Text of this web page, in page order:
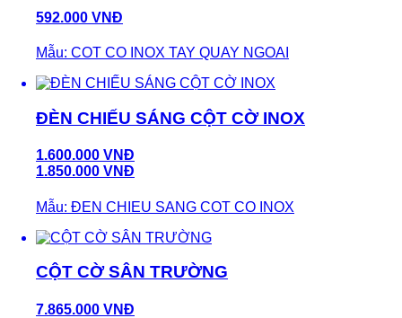
592.000 VNĐ
Mẫu: COT CO INOX TAY QUAY NGOAI
ĐÈN CHIẾU SÁNG CỘT CỜ INOX
1.600.000 VNĐ
1.850.000 VNĐ
Mẫu: ĐEN CHIEU SANG COT CO INOX
CỘT CỜ SÂN TRƯỜNG
7.865.000 VNĐ